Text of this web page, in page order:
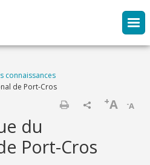
connaissances
de Port-Cros
-A
+A
du
Port-Cros